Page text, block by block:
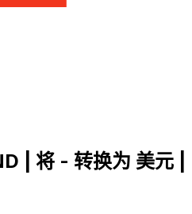
| 将 - 转换为 美元 |